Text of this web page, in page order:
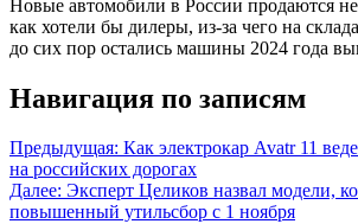
Новые автомобили в России продаются
как хотели бы дилеры, из-за чего на
до сих пор остались машины 2024 года
Навигация по записям
Предыдущая: Как электрокар Avatr 11
на российских дорогах
Далее: Эксперт Целиков назвал модели,
повышенный утильсбор с 1 ноября